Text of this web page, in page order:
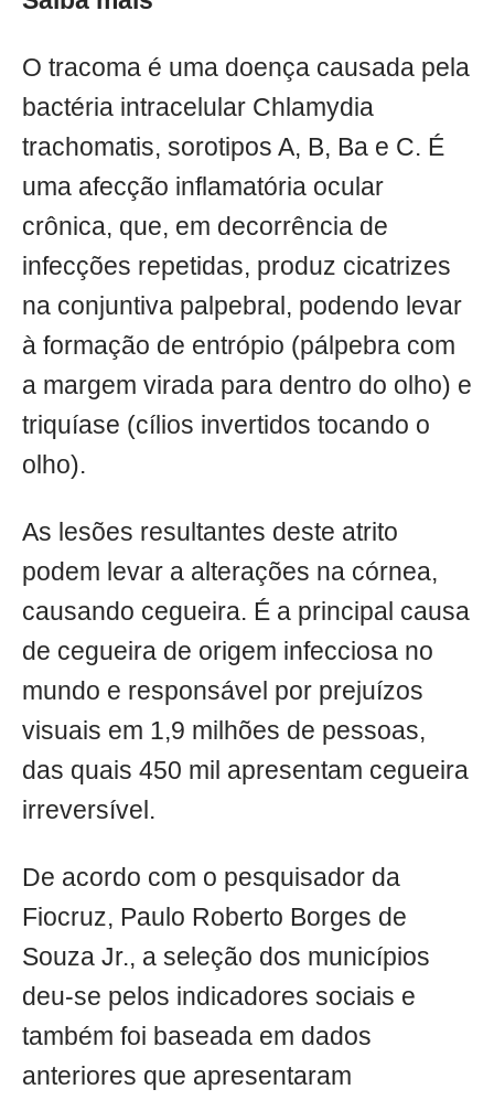
O tracoma é uma doença causada pela
bactéria intracelular Chlamydia
trachomatis, sorotipos A, B, Ba e C. É
uma afecção inflamatória ocular
crônica, que, em decorrência de
infecções repetidas, produz cicatrizes
na conjuntiva palpebral, podendo levar
à formação de entrópio (pálpebra com
a margem virada para dentro do olho) e
triquíase (cílios invertidos tocando o
olho).
As lesões resultantes deste atrito
podem levar a alterações na córnea,
causando cegueira. É a principal causa
de cegueira de origem infecciosa no
mundo e responsável por prejuízos
visuais em 1,9 milhões de pessoas,
das quais 450 mil apresentam cegueira
irreversível.
De acordo com o pesquisador da
Fiocruz, Paulo Roberto Borges de
Souza Jr., a seleção dos municípios
deu-se pelos indicadores sociais e
também foi baseada em dados
anteriores que apresentaram